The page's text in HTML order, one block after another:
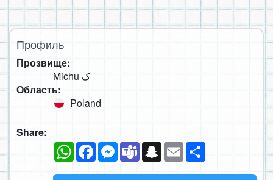
Профиль
Прозвище:
Michu ک
Область:
Poland
Share:
WhatsAppFacebookMessenger
TeamsSnapchat
Email